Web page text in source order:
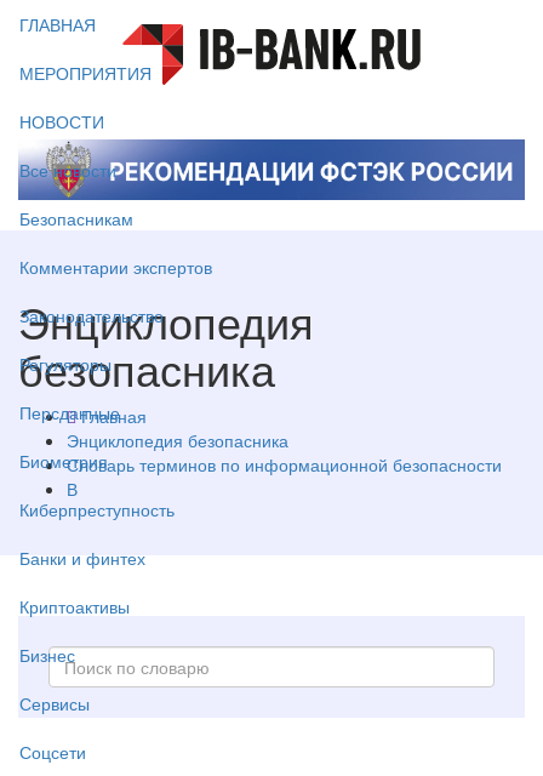
ГЛАВНАЯ
МЕРОПРИЯТИЯ
НОВОСТИ
Все новости
Безопасникам
Комментарии экспертов
Законодательство
Регуляторы
Персданные
Биометрия
Киберпреступность
Банки и финтех
Криптоактивы
Бизнес
Сервисы
Соцсети
Энциклопедия
безопасника
Главная
Энциклопедия безопасника
Словарь терминов по информационной безопасности
В